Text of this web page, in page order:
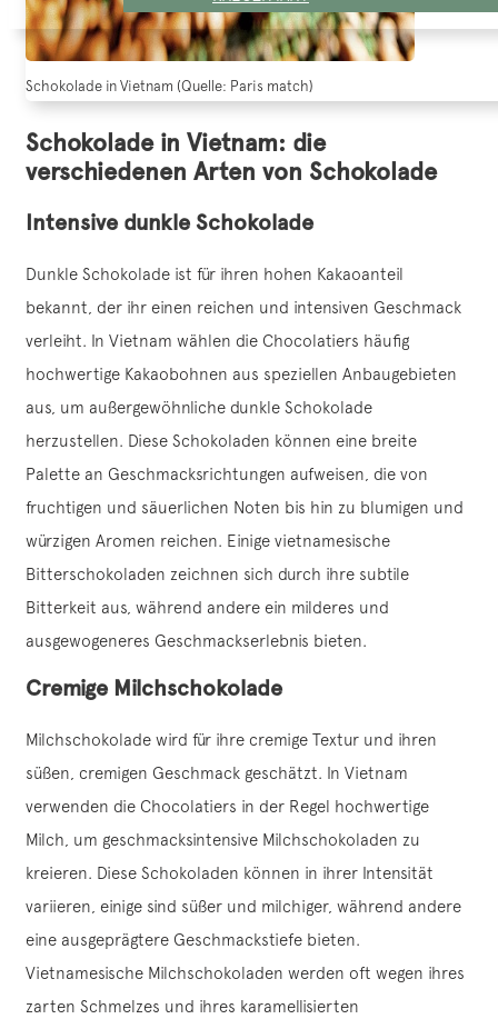
Schokolade in Vietnam (Quelle: Paris match)
Schokolade in Vietnam: die
verschiedenen Arten von Schokolade
Intensive dunkle Schokolade
Dunkle Schokolade ist für ihren hohen Kakaoanteil
bekannt, der ihr einen reichen und intensiven Geschmack
verleiht. In Vietnam wählen die Chocolatiers häufig
hochwertige Kakaobohnen aus speziellen Anbaugebieten
aus, um außergewöhnliche dunkle Schokolade
herzustellen. Diese Schokoladen können eine breite
Palette an Geschmacksrichtungen aufweisen, die von
fruchtigen und säuerlichen Noten bis hin zu blumigen und
würzigen Aromen reichen. Einige vietnamesische
Bitterschokoladen zeichnen sich durch ihre subtile
Bitterkeit aus, während andere ein milderes und
ausgewogeneres Geschmackserlebnis bieten.
Cremige Milchschokolade
Milchschokolade wird für ihre cremige Textur und ihren
süßen, cremigen Geschmack geschätzt. In Vietnam
verwenden die Chocolatiers in der Regel hochwertige
Milch, um geschmacksintensive Milchschokoladen zu
kreieren. Diese Schokoladen können in ihrer Intensität
variieren, einige sind süßer und milchiger, während andere
eine ausgeprägtere Geschmackstiefe bieten.
Vietnamesische Milchschokoladen werden oft wegen ihres
zarten Schmelzes und ihres karamellisierten